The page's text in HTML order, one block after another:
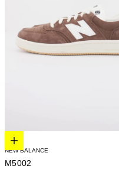
Elige opciones
NEW BALANCE
M5002